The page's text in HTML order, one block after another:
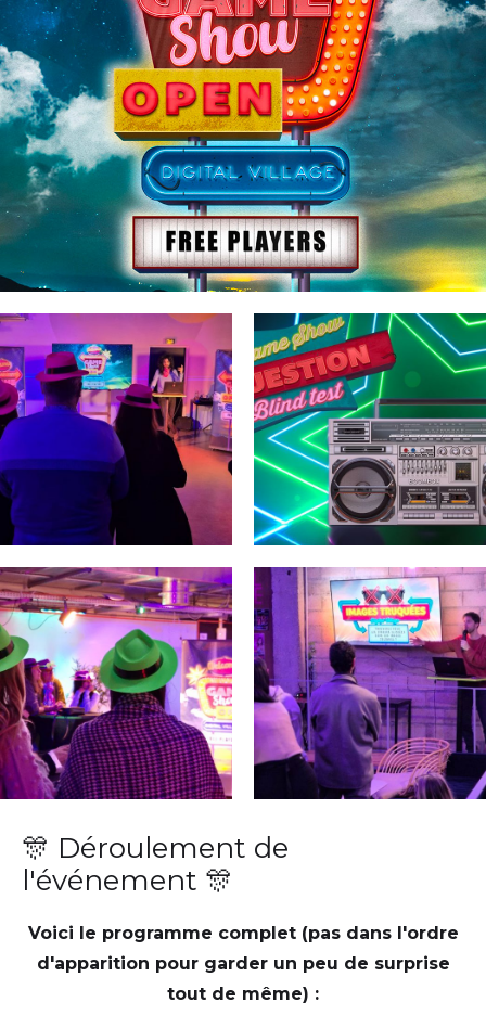
🎊 Déroulement de
l'événement 🎊
Voici le programme complet (pas dans l'ordre
d'apparition pour garder un peu de surprise
tout de même) :